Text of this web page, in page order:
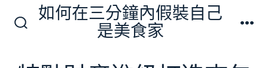
切
如何在三分鐘內假裝自己
是美食家